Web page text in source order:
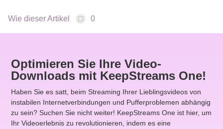
Wie dieser Artikel 0
Optimieren Sie Ihre Video-
Downloads mit KeepStreams One!
Haben Sie es satt, beim Streaming Ihrer Lieblingsvideos von
instabilen Internetverbindungen und Pufferproblemen abhängig
zu sein? Suchen Sie nicht weiter! KeepStreams One ist hier, um
Ihr Videoerlebnis zu revolutionieren, indem es eine